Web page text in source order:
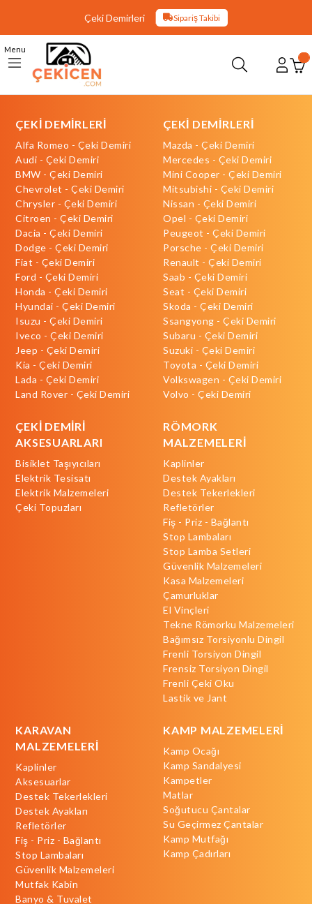
Çeki Demirleri Sipariş Takibi
Menu
ÇEKİ DEMİRLERİ
Alfa Romeo - Çeki Demiri
Audi - Çeki Demiri
BMW - Çeki Demiri
Chevrolet - Çeki Demiri
Chrysler - Çeki Demiri
Citroen - Çeki Demiri
Dacia - Çeki Demiri
Dodge - Çeki Demiri
Fiat - Çeki Demiri
Ford - Çeki Demiri
Honda - Çeki Demiri
Hyundai - Çeki Demiri
Isuzu - Çeki Demiri
Iveco - Çeki Demiri
Jeep - Çeki Demiri
Kia - Çeki Demiri
Lada - Çeki Demiri
Land Rover - Çeki Demiri
ÇEKİ DEMİRLERİ
Mazda - Çeki Demiri
Mercedes - Çeki Demiri
Mini Cooper - Çeki Demiri
Mitsubishi - Çeki Demiri
Nissan - Çeki Demiri
Opel - Çeki Demiri
Peugeot - Çeki Demiri
Porsche - Çeki Demiri
Renault - Çeki Demiri
Saab - Çeki Demiri
Seat - Çeki Demiri
Skoda - Çeki Demiri
Ssangyong - Çeki Demiri
Subaru - Çeki Demiri
Suzuki - Çeki Demiri
Toyota - Çeki Demiri
Volkswagen - Çeki Demiri
Volvo - Çeki Demiri
ÇEKİ DEMİRİ
AKSESUARLARI
Bisiklet Taşıyıcıları
Elektrik Tesisatı
Elektrik Malzemeleri
Çeki Topuzları
RÖMORK
MALZEMELERİ
Kaplinler
Destek Ayakları
Destek Tekerlekleri
Refletörler
Fiş - Priz - Bağlantı
Stop Lambaları
Stop Lamba Setleri
Güvenlik Malzemeleri
Kasa Malzemeleri
Çamurluklar
El Vinçleri
Tekne Römorku Malzemeleri
Bağımsız Torsiyonlu Dingil
Frenli Torsiyon Dingil
Frensiz Torsiyon Dingil
Frenli Çeki Oku
Lastik ve Jant
KARAVAN
MALZEMELERİ
Kaplinler
Aksesuarlar
Destek Tekerlekleri
Destek Ayakları
Refletörler
Fiş - Priz - Bağlantı
Stop Lambaları
Güvenlik Malzemeleri
Mutfak Kabin
Banyo & Tuvalet
KAMP MALZEMELERİ
Kamp Ocağı
Kamp Sandalyesi
Kampetler
Matlar
Soğutucu Çantalar
Su Geçirmez Çantalar
Kamp Mutfağı
Kamp Çadırları